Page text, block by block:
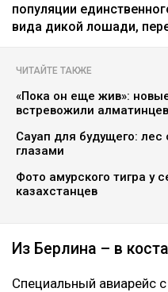
популяции
вида дикой лошади,
ЧИТАЙТЕ ТАКЖЕ
«Пока он еще жив»:
встревожили алматинцев
Сауап для будущего:
глазами
Фото амурского тигра у
казахстанцев
Из Берлина – в
Специальный авиарейс